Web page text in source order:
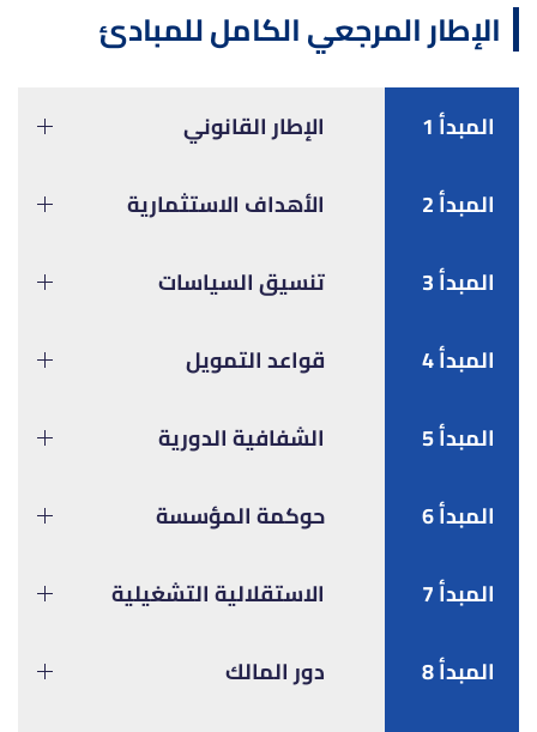
الإطار المرجعي الكامل للمبادئ
المبدأ 1
الإطار القانوني
المبدأ 2
الأهداف الاستثمارية
المبدأ 3
تنسيق السياسات
المبدأ 4
قواعد التمويل
المبدأ 5
الشفافية الدورية
المبدأ 6
حوكمة المؤسسة
المبدأ 7
الاستقلالية التشغيلية
المبدأ 8
دور المالك